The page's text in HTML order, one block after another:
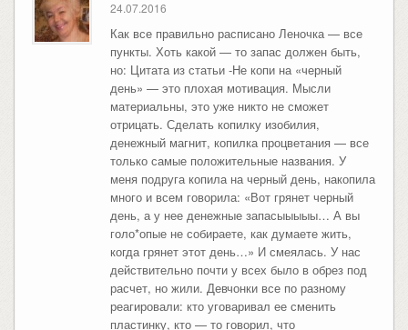
24.07.2016
Как все правильно расписано Леночка — все
пункты. Хоть какой — то запас должен быть,
но: Цитата из статьи -Не копи на «черный
день» — это плохая мотивация. Мысли
материальны, это уже никто не сможет
отрицать. Сделать копилку изобилия,
денежный магнит, копилка процветания — все
только самые положительные названия. У
меня подруга копила на черный день, накопила
много и всем говорила: «Вот грянет черный
день, а у нее денежные запасыыыыы… А вы
голо*опые не собираете, как думаете жить,
когда грянет этот день…» И смеялась. У нас
действительно почти у всех было в обрез под
расчет, но жили. Девчонки все по разному
реагировали: кто уговаривал ее сменить
пластинку, кто — то говорил, что